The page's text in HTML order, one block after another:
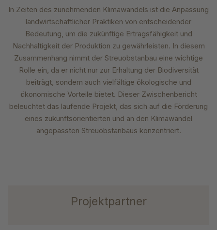
In Zeiten des zunehmenden Klimawandels ist die Anpassung
landwirtschaftlicher Praktiken von entscheidender
Bedeutung, um die zukünftige Ertragsfähigkeit und
Nachhaltigkeit der Produktion zu gewährleisten. In diesem
Zusammenhang nimmt der Streuobstanbau eine wichtige
Rolle ein, da er nicht nur zur Erhaltung der Biodiversität
beiträgt, sondern auch vielfältige ökologische und
ökonomische Vorteile bietet. Dieser Zwischenbericht
beleuchtet das laufende Projekt, das sich auf die Förderung
eines zukunftsorientierten und an den Klimawandel
angepassten Streuobstanbaus konzentriert.
Projektpartner